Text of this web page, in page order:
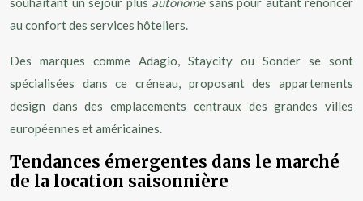
au confort des services hôteliers.
Des marques comme Adagio, Staycity ou Sonder se sont
spécialisées dans ce créneau, proposant des appartements
design dans des emplacements centraux des grandes villes
européennes et américaines.
Tendances émergentes dans le marché
de la location saisonnière